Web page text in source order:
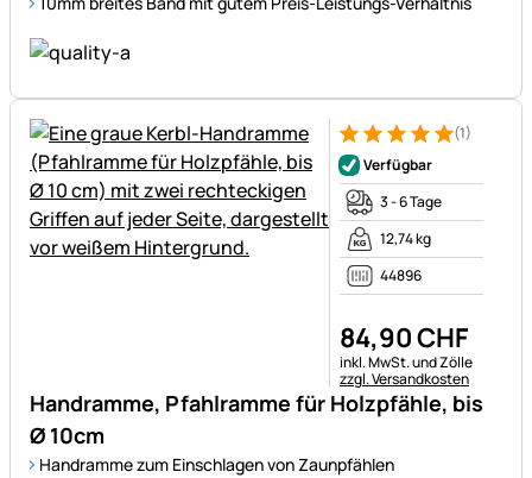
Handramme, Pfahlramme für Holzpfähle, bis
Ø 10cm
Handramme zum Einschlagen von Zaunpfählen
Bewertung: 5 von 5 (1
1 Bewertung
(1)
Verfügbar
3 - 6 Tage
12,74 kg
44896
84,90CHF
Steuerhinweis:
inkl. MwSt. und Zölle
zzgl. Versandkosten